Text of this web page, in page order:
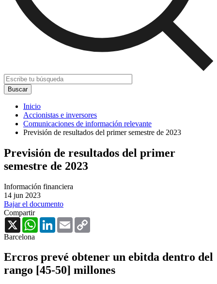
Inicio
Accionistas e inversores
Comunicaciones de información relevante
Previsión de resultados del primer semestre de 2023
Previsión de resultados del primer
semestre de 2023
Información financiera
14 jun 2023
Bajar el documento
Compartir
X
WhatsAppLinkedInEmail
Barcelona
Ercros prevé obtener un ebitda dentro del
rango [45-50] millones